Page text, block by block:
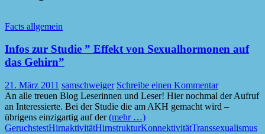
Facts allgemein
Infos zur Studie ” Effekt von Sexualhormonen auf
das Gehirn”
21. März 2011 samschweiger Schreibe einen Kommentar
An alle treuen Blog Leserinnen und Leser! Hier nochmal der Aufruf
an Interessierte. Bei der Studie die am AKH gemacht wird –
übrigens einzigartig auf der(mehr …)
GeruchstestHirnaktivitätHirnstrukturKonnektivitätTranssexualismus